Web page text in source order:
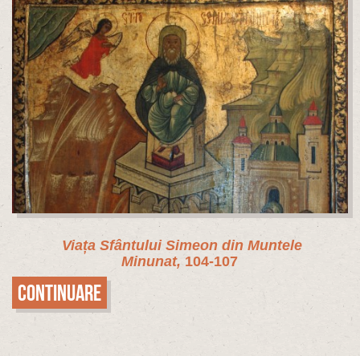
Viața Sfântului Simeon din Muntele
Minunat, 104-107
Continuare